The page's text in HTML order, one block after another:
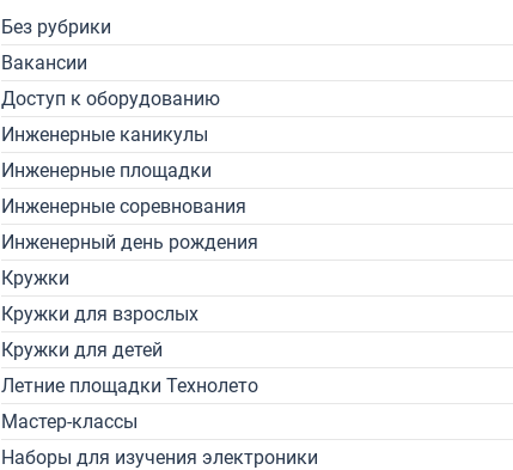
Без рубрики
Вакансии
Доступ к оборудованию
Инженерные каникулы
Инженерные площадки
Инженерные соревнования
Инженерный день рождения
Кружки
Кружки для взрослых
Кружки для детей
Летние площадки Технолето
Мастер-классы
Наборы для изучения электроники